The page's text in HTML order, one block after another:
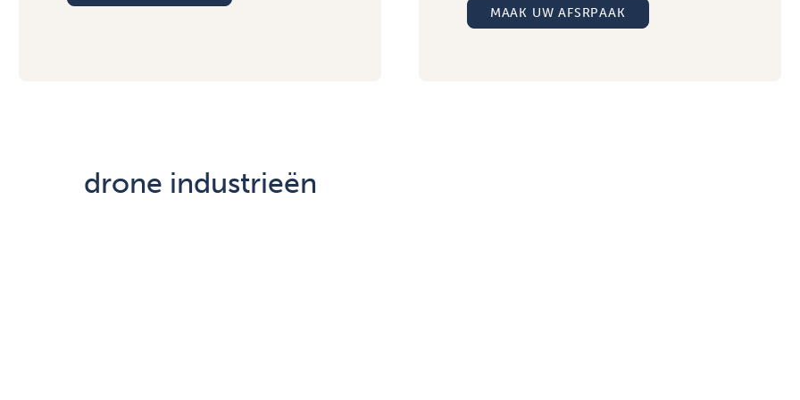
MAAK UW AFSRPAAK
drone industrieën